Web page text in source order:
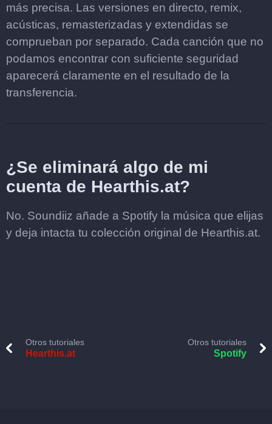
más precisa. Las versiones en directo, remix,
acústicas, remasterizadas y extendidas se
comprueban por separado. Cada canción que no
podamos encontrar con suficiente seguridad
aparecerá claramente en el resultado de la
transferencia.
¿Se eliminará algo de mi
cuenta de Hearthis.at?
No. Soundiiz añade a Spotify la música que elijas
y deja intacta tu colección original de Hearthis.at.
Otros tutoriales
Hearthis.at
Otros tutoriales
Spotify